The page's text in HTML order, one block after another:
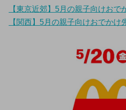
【東京近郊】5月の親子向けおで
【関西】5月の親子向けおでかけ